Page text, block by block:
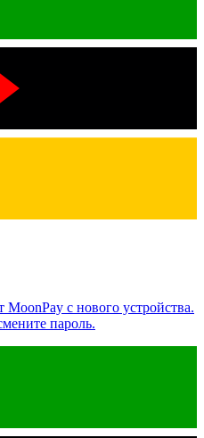
с нового устройства.
пароль.